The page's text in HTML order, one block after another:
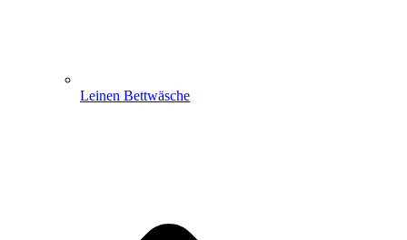
Leinen Bettwäsche